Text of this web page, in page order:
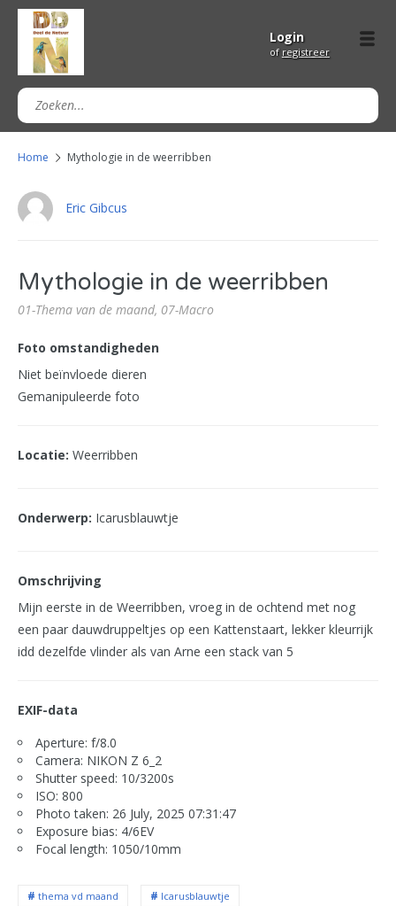
Login
of registreer
Home Mythologie in de weerribben
Eric Gibcus
Mythologie in de weerribben
01-Thema van de maand, 07-Macro
Foto omstandigheden
Niet beïnvloede dieren
Gemanipuleerde foto
Locatie: Weerribben
Onderwerp: Icarusblauwtje
Omschrijving
Mijn eerste in de Weerribben, vroeg in de ochtend met nog
een paar dauwdruppeltjes op een Kattenstaart, lekker kleurrijk
idd dezelfde vlinder als van Arne een stack van 5
EXIF-data
Aperture: f/8.0
Camera: NIKON Z 6_2
Shutter speed: 10/3200s
ISO: 800
Photo taken: 26 July, 2025 07:31:47
Exposure bias: 4/6EV
Focal length: 1050/10mm
thema vd maand Icarusblauwtje